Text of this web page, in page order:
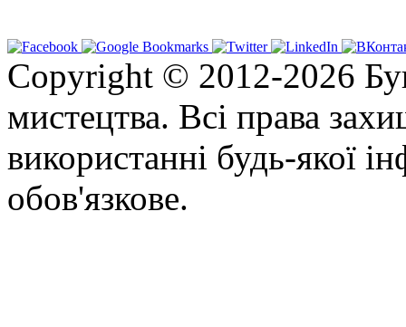
Copyright © 2012-2026
мистецтва. Всі права
використанні будь-якої
обов'язкове.